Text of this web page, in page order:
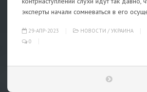
эксперты начали сомневаться в его
29-АПР-2023 НОВОСТИ / УКРАИНА
0